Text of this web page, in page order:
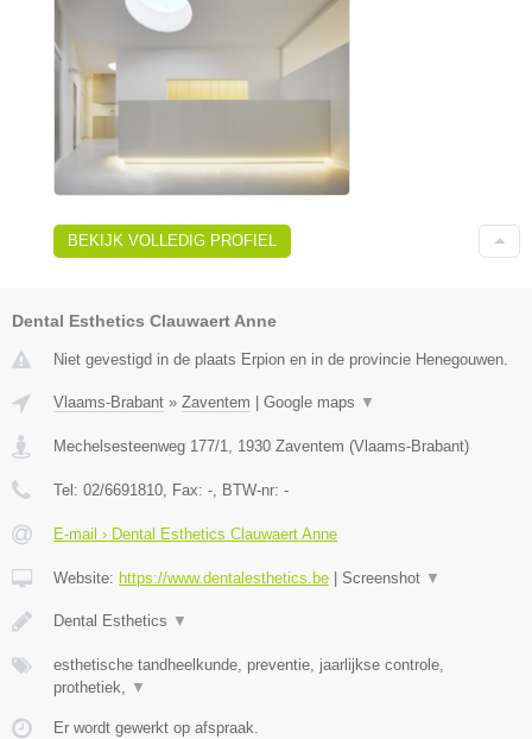
BEKIJK VOLLEDIG PROFIEL
Dental Esthetics Clauwaert Anne
Niet gevestigd in de plaats Erpion en in de provincie Henegouwen.
Vlaams-Brabant » Zaventem Google maps ▼
Mechelsesteenweg 177/1, 1930 Zaventem (Vlaams-Brabant)
Tel: 02/6691810, Fax: -, BTW-nr: -
E-mail › Dental Esthetics Clauwaert Anne
Website: https://www.dentalesthetics.be Screenshot ▼
Dental Esthetics ▼
esthetische tandheelkunde, preventie, jaarlijkse controle,
prothetiek, ▼
Er wordt gewerkt op afspraak.